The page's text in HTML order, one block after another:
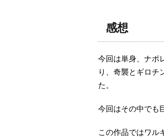
感想
今回は単身、ナポ
り、奇襲とギロチ
た。
今回はその中でも
この作品ではワル